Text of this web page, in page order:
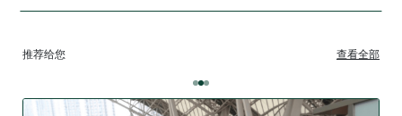
推荐给您 查看全部